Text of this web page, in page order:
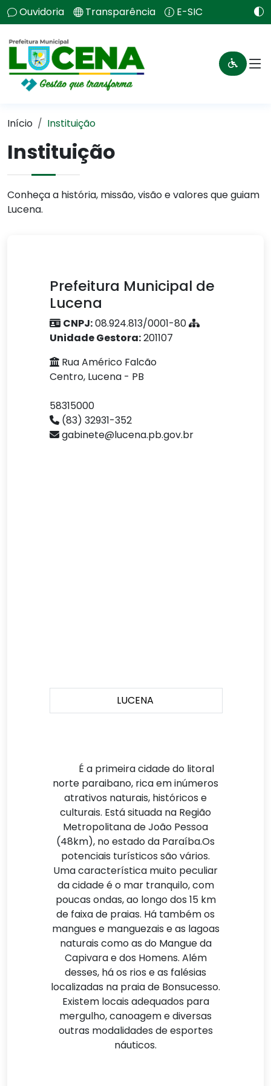
Ouvidoria Transparência E-SIC
Início Instituição
Instituição
Conheça a história, missão, visão e valores que guiam
Lucena.
Prefeitura Municipal de
Lucena
CNPJ:08.924.813/0001-80
Unidade Gestora:201107
Rua Américo Falcão
Centro, Lucena - PB
58315000
(83) 32931-352
gabinete@lucena.pb.gov.br
LUCENA
É a primeira cidade do litoral
norte paraibano, rica em inúmeros
atrativos naturais, históricos e
culturais. Está situada na Região
Metropolitana de João Pessoa
(48km), no estado da Paraíba.Os
potenciais turísticos são vários.
Uma característica muito peculiar
da cidade é o mar tranquilo, com
poucas ondas, ao longo dos 15 km
de faixa de praias. Há também os
mangues e manguezais e as lagoas
naturais como as do Mangue da
Capivara e dos Homens. Além
desses, há os rios e as falésias
localizadas na praia de Bonsucesso.
Existem locais adequados para
mergulho, canoagem e diversas
outras modalidades de esportes
náuticos.